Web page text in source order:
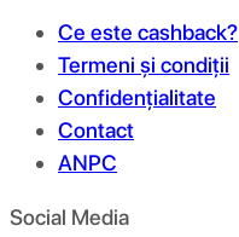
Ce este cashback?
Termeni și condiții
Confidențialitate
Contact
ANPC
Social Media